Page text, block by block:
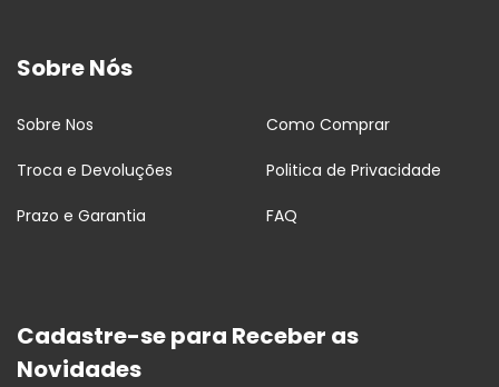
Sobre Nós
Sobre Nos Como Comprar
Troca e Devoluções Politica de Privacidade
Prazo e Garantia FAQ
Cadastre-se para Receber as
Novidades